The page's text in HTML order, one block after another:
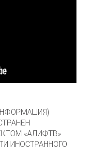
«АЛИФТВ»
ИНОСТРАННОГО